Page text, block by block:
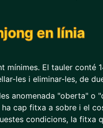
en línia
mínimes. El tauler conté
les i eliminar-les, de
anomenada "oberta" o
cap fitxa a sobre i el
condicions, la fitxa